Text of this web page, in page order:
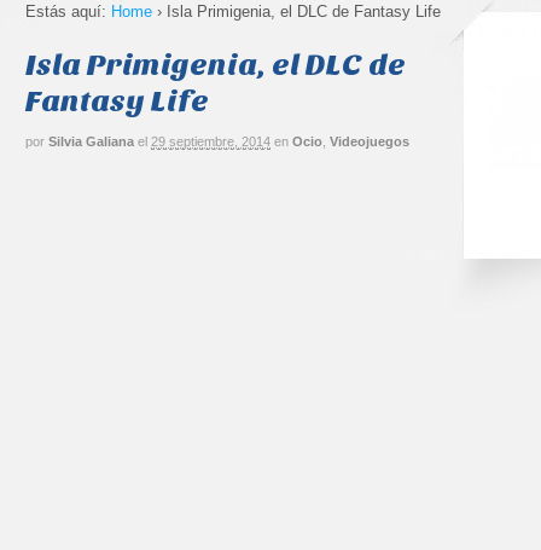
Estás aquí: Home › Isla Primigenia, el DLC de Fantasy Life
Isla Primigenia, el DLC de
Fantasy Life
por Silvia Galiana el 29 septiembre, 2014 en Ocio ,Videojuegos